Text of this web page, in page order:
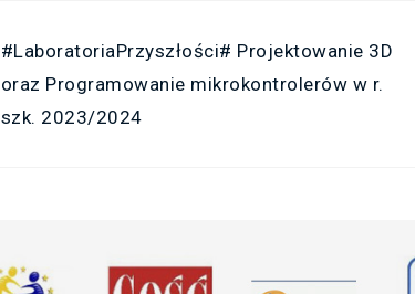
#LaboratoriaPrzyszłości# Projektowanie 3D
oraz Programowanie mikrokontrolerów w r.
szk. 2023/2024